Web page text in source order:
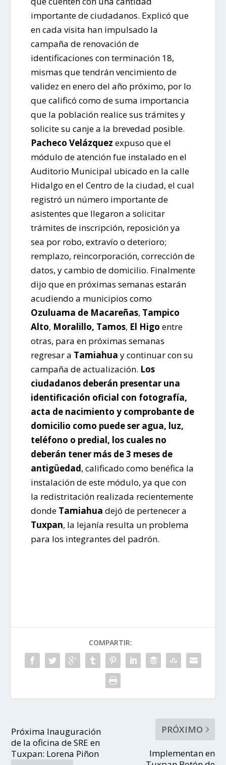
importante de ciudadanos. Explicó que
en cada visita han impulsado la
campaña de renovación de
identificaciones con terminación 18,
mismas que tendrán vencimiento de
validez en enero del año próximo, por lo
que calificó como de suma importancia
que la población realice sus trámites y
solicite su canje a la brevedad posible.
Pacheco Velázquez expuso que el
módulo de atención fue instalado en el
Auditorio Municipal ubicado en la calle
Hidalgo en el Centro de la ciudad, el cual
registró un número importante de
asistentes que llegaron a solicitar
trámites de inscripción, reposición ya
sea por robo, extravío o deterioro;
remplazo, reincorporación, corrección de
datos, y cambio de domicilio. Finalmente
dijo que en próximas semanas estarán
acudiendo a municipios como
Ozuluama de Macareñas, Tampico
Alto, Moralillo, Tamos, El Higo entre
otras, para en próximas semanas
regresar a Tamiahua y continuar con su
campaña de actualización. Los
ciudadanos deberán presentar una
identificación oficial con fotografía,
acta de nacimiento y comprobante de
domicilio como puede ser agua, luz,
teléfono o predial, los cuales no
deberán tener más de 3 meses de
antigüedad, calificado como benéfica la
instalación de este módulo, ya que con
la redistritación realizada recientemente
donde Tamiahua dejó de pertenecer a
Tuxpan, la lejanía resulta un problema
para los integrantes del padrón.
COMPARTIR:
Próxima Inauguración
de la oficina de SRE en
Tuxpan: Lorena Piñon
PRÓXIMO
Implementan en